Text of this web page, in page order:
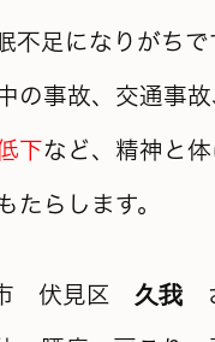
不足になりがちで
の事故、交通事故
下など、精神と体
たらします。